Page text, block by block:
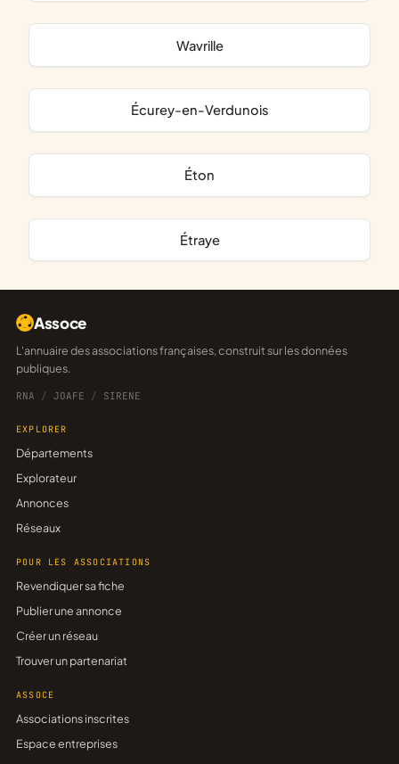
Wavrille
Écurey-en-Verdunois
Éton
Étraye
Assoce
L'annuaire des associations françaises, construit sur les données
publiques.
RNA / JOAFE / SIRENE
EXPLORER
Départements
Explorateur
Annonces
Réseaux
POUR LES ASSOCIATIONS
Revendiquer sa fiche
Publier une annonce
Créer un réseau
Trouver un partenariat
ASSOCE
Associations inscrites
Espace entreprises